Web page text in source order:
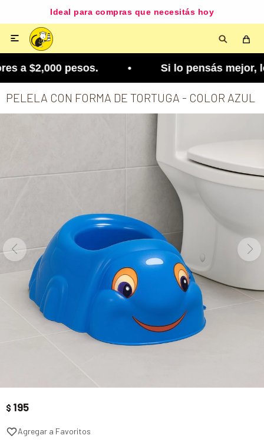
Ideal para compras que necesitás hoy

a $2,000 pesos. • Si lo pensás mejor, lo
PELELA CON FORMA DE TORTUGA - COLOR AZUL
$ 195